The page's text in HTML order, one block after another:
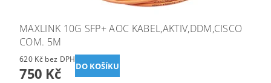
MAXLINK 10G SFP+ AOC KABEL,AKTIV,DDM,CISCO
COM. 5M
620 Kč bez DPH
750 Kč